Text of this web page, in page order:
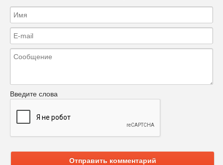
Введите слова
Отправить комментарий